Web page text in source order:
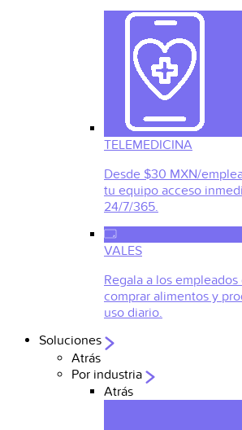
TELEMEDICINA
Desde $30 MXN/
tu equipo acceso
24/7/365.
VALES
Regala a los
comprar alimentos y
uso diario.
Soluciones
Atrás
Por industria
Atrás